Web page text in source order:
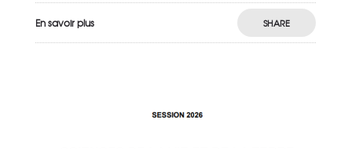
En savoir plus SHARE